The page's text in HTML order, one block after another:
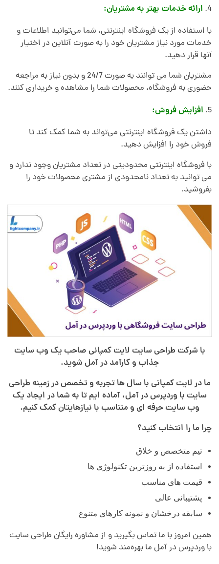
ارائه خدمات بهتر به مشتریان:
با استفاده از یک فروشگاه اینترنتی، شما می‌توانید اطلاعات و
خدمات مورد نیاز مشتریان خود را به صورت آنلاین در اختیار
آنها قرار دهید.
مشتریان شما می توانند به صورت 24/7 و بدون نیاز به مراجعه
حضوری به فروشگاه، محصولات شما را مشاهده و خریداری کنند.
افزایش فروش:
داشتن یک فروشگاه اینترنتی می‌تواند به شما کمک کند تا
فروش خود را افزایش دهید.
با فروشگاه اینترنتی محدودیتی در تعداد مشتریان وجود ندارد و
می توانید به تعداد نامحدودی از مشتری محصولات خود را
بفروشید.
با شرکت طراحی سایت لایت کمپانی صاحب یک وب سایت
جذاب و کارآمد در آمل شوید.
ما در لایت کمپانی با سال ها تجربه و تخصص در زمینه طراحی
سایت با وردپرس در آمل، آماده ایم تا به شما در ایجاد یک
وب سایت حرفه ای و متناسب با نیازهایتان کمک کنیم.
چرا ما را انتخاب کنید؟
تیم متخصص و خلاق
استفاده از به روزترین تکنولوژی ها
قیمت های مناسب
پشتیبانی عالی
سابقه درخشان و نمونه کارهای متنوع
همین امروز با ما تماس بگیرید و از مشاوره رایگان طراحی سایت
با وردپرس در آمل ما بهره‌مند شوید!